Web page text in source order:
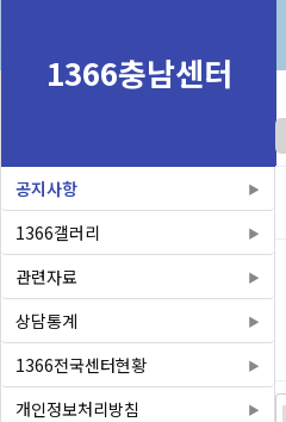
1366충남센터
공지사항
1366갤러리
관련자료
상담통계
1366전국센터현황
개인정보처리방침